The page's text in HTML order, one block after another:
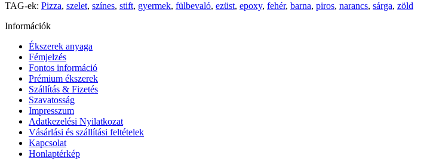
TAG-ek: Pizza, szelet, színes, stift, gyermek, fülbevaló, ezüst, epoxy, fehér, barna, piros, narancs, sárga, zöld
Információk
Ékszerek anyaga
Fémjelzés
Fontos információ
Prémium ékszerek
Szállítás & Fizetés
Szavatosság
Impresszum
Adatkezelési Nyilatkozat
Vásárlási és szállítási feltételek
Kapcsolat
Honlaptérkép